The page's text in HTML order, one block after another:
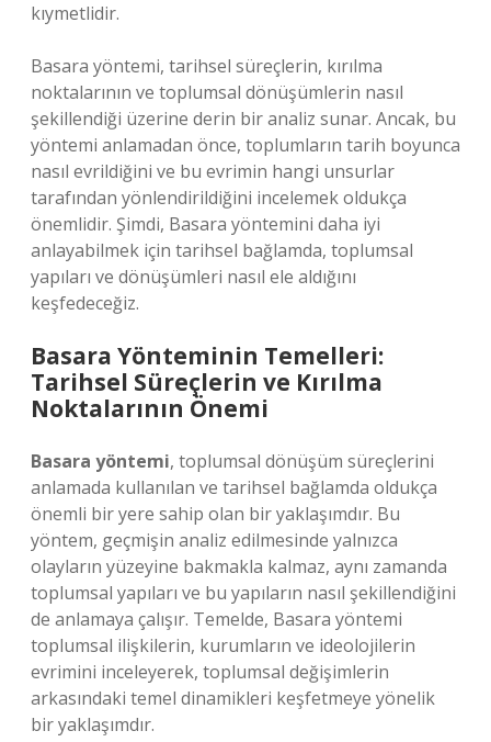
kıymetlidir.
Basara yöntemi, tarihsel süreçlerin, kırılma
noktalarının ve toplumsal dönüşümlerin nasıl
şekillendiği üzerine derin bir analiz sunar. Ancak, bu
yöntemi anlamadan önce, toplumların tarih boyunca
nasıl evrildiğini ve bu evrimin hangi unsurlar
tarafından yönlendirildiğini incelemek oldukça
önemlidir. Şimdi, Basara yöntemini daha iyi
anlayabilmek için tarihsel bağlamda, toplumsal
yapıları ve dönüşümleri nasıl ele aldığını
keşfedeceğiz.
Basara Yönteminin Temelleri:
Tarihsel Süreçlerin ve Kırılma
Noktalarının Önemi
Basara yöntemi, toplumsal dönüşüm süreçlerini
anlamada kullanılan ve tarihsel bağlamda oldukça
önemli bir yere sahip olan bir yaklaşımdır. Bu
yöntem, geçmişin analiz edilmesinde yalnızca
olayların yüzeyine bakmakla kalmaz, aynı zamanda
toplumsal yapıları ve bu yapıların nasıl şekillendiğini
de anlamaya çalışır. Temelde, Basara yöntemi
toplumsal ilişkilerin, kurumların ve ideolojilerin
evrimini inceleyerek, toplumsal değişimlerin
arkasındaki temel dinamikleri keşfetmeye yönelik
bir yaklaşımdır.